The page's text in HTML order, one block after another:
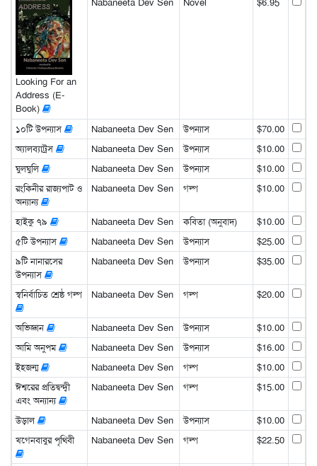
Looking For an
Address (E-
Book)
১০টি উপন্যাস Nabaneeta Dev Sen উপন্যাস
$70.00
অ্যালব্যাট্রস
Nabaneeta Dev Sen উপন্যাস
$10.00
ঘুলঘুলি
Nabaneeta Dev Sen উপন্যাস
$10.00
রংকিনীর রাজ্যপাট ও
অন্যান্য
Nabaneeta Dev Sen গল্প $10.00
হাইকু ৭৯ Nabaneeta Dev Sen কবিতা (অনুবাদ)
$10.00
৫টি উপন্যাস
Nabaneeta Dev Sen উপন্যাস
$25.00
৯টি নানারসের
উপন্যাস
Nabaneeta Dev Sen উপন্যাস $35.00
স্বনির্বাচিত শ্রেষ্ঠ গল্প Nabaneeta Dev Sen গল্প $20.00
অভিজ্ঞান Nabaneeta Dev Sen উপন্যাস
$10.00
আমি অনুপম
Nabaneeta Dev Sen উপন্যাস
$16.00
ইহজন্ম
Nabaneeta Dev Sen গল্প
$10.00
ঈশ্বরের প্রতিদ্বন্দ্বী
এবং অন্যান্য
Nabaneeta Dev Sen গল্প $15.00
উড়াল Nabaneeta Dev Sen উপন্যাস
$10.00
খগেনবাবুর পৃথিবী
Nabaneeta Dev Sen গল্প $22.50